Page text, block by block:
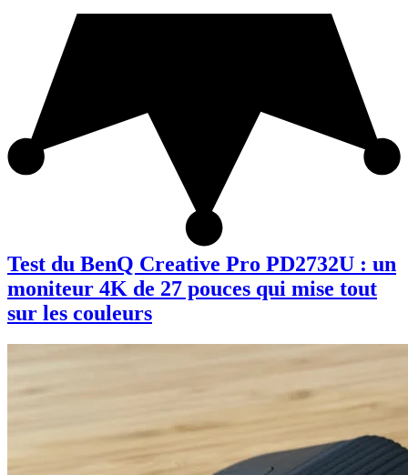
Test du BenQ Creative Pro PD2732U : un
moniteur 4K de 27 pouces qui mise tout
sur les couleurs